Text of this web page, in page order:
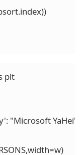
plt
"Microsoft YaHei"})